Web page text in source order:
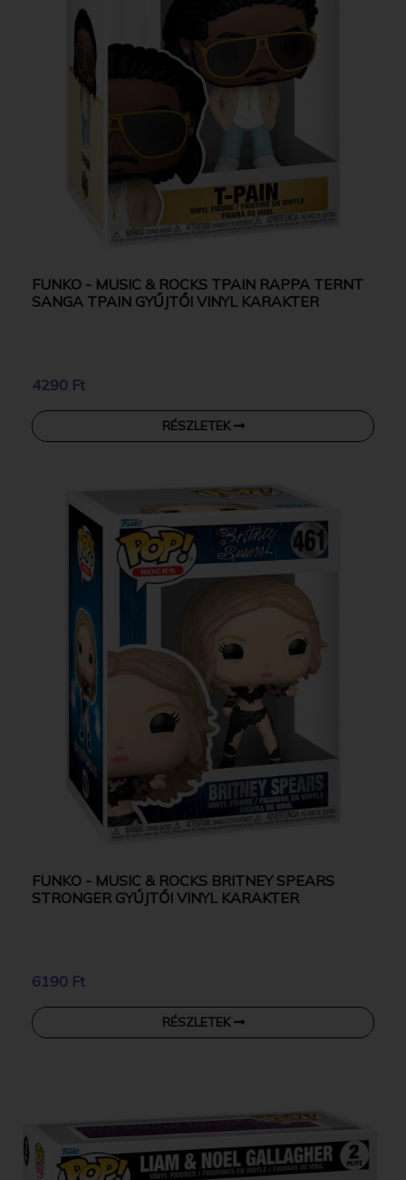
FUNKO - MUSIC & ROCKS TPAIN RAPPA TERNT
SANGA TPAIN GYŰJTŐI VINYL KARAKTER
4290 Ft
RÉSZLETEK
FUNKO - MUSIC & ROCKS BRITNEY SPEARS
STRONGER GYŰJTŐI VINYL KARAKTER
6190 Ft
RÉSZLETEK